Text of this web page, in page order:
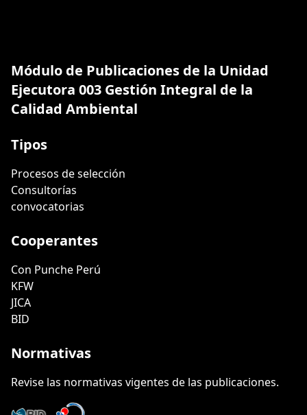
Módulo de Publicaciones de la Unidad
Ejecutora 003 Gestión Integral de la
Calidad Ambiental
Tipos
Procesos de selección
Consultorías
convocatorias
Cooperantes
Con Punche Perú
KFW
JICA
BID
Normativas
Revise las normativas vigentes de las publicaciones.